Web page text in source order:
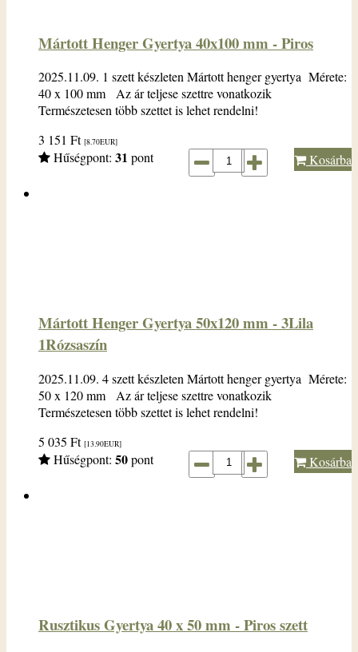
Mártott Henger Gyertya 40x100 mm - Piros
2025.11.09. 1 szett készleten Mártott henger gyertya Mérete:
40 x 100 mm Az ár teljese szettre vonatkozik
Természetesen több szettet is lehet rendelni!
3 151 Ft [8.70EUR]
Hűségpont: 31 pont Kosárba
Mártott Henger Gyertya 50x120 mm - 3Lila
1Rózsaszín
2025.11.09. 4 szett készleten Mártott henger gyertya Mérete:
50 x 120 mm Az ár teljese szettre vonatkozik
Természetesen több szettet is lehet rendelni!
5 035 Ft [13.90EUR]
Hűségpont: 50pont Kosárba
Rusztikus Gyertya 40 x 50 mm - Piros szett